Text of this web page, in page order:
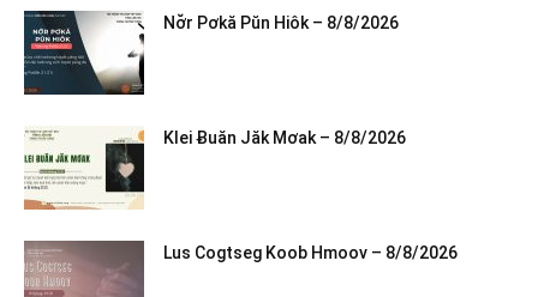
Nơ̆r Pơkă Pŭn Hiôk – 8/8/2026
Klei Ƀuăn Jăk Mơak – 8/8/2026
Lus Cogtseg Koob Hmoov – 8/8/2026